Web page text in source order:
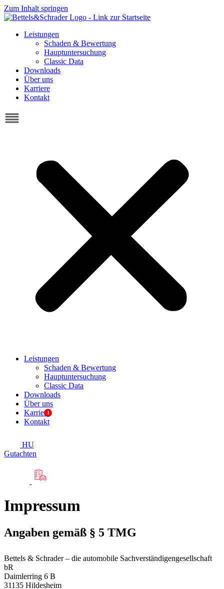
Zum Inhalt springen
Leistungen
Schaden & Bewertung
Hauptuntersuchung
Classic Data
Downloads
Über uns
Karriere
Kontakt
Leistungen
Schaden & Bewertung
Hauptuntersuchung
Classic Data
Downloads
Über uns
Karriere
Kontakt
HU
Gutachten
Impressum
Angaben gemäß § 5 TMG
Bettels & Schrader – die automobile Sachverständigengesellschaft
bR
Daimlerring 6 B
31135 Hildesheim